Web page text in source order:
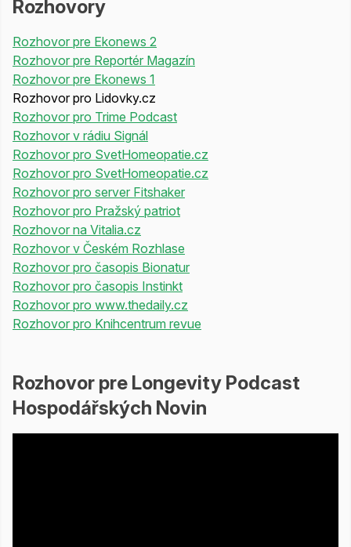
Rozhovory
Rozhovor pre Ekonews 2
Rozhovor pre Reportér Magazín
Rozhovor pre Ekonews 1
Rozhovor pro Lidovky.cz
Rozhovor pro Trime Podcast
Rozhovor v rádiu Signál
Rozhovor pro SvetHomeopatie.cz
Rozhovor pro SvetHomeopatie.cz
Rozhovor pro server Fitshaker
Rozhovor pro Pražský patriot
Rozhovor na Vitalia.cz
Rozhovor v Českém Rozhlase
Rozhovor pro časopis Bionatur
Rozhovor pro časopis Instinkt
Rozhovor pro www.thedaily.cz
Rozhovor pro Knihcentrum revue
Rozhovor pre Longevity Podcast
Hospodářských Novin